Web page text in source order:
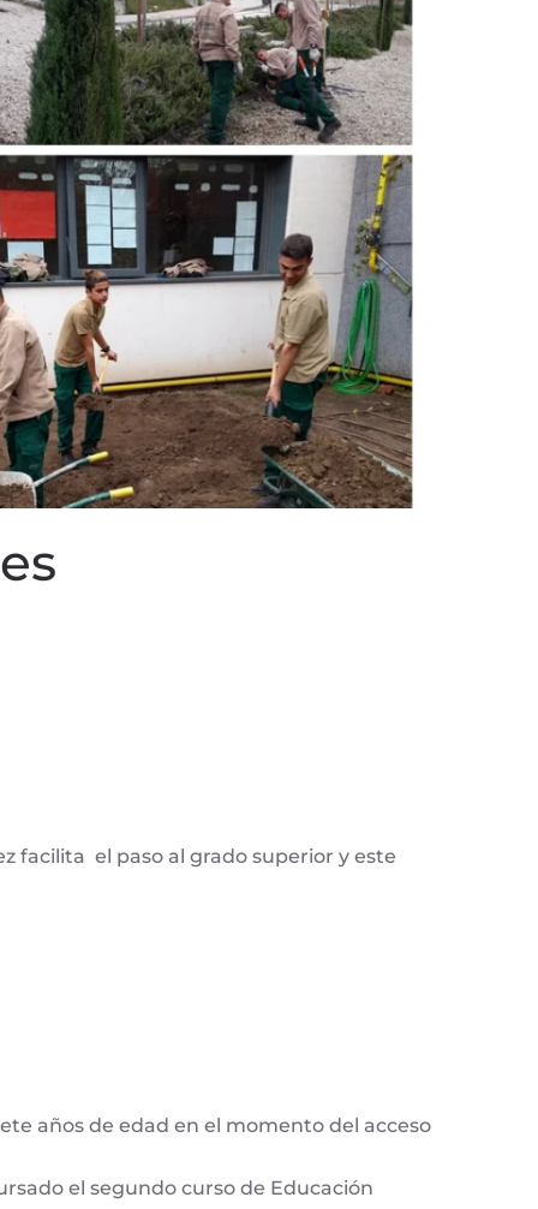
facilita el paso al grado superior y este
años de edad en el momento del acceso
el segundo curso de Educación